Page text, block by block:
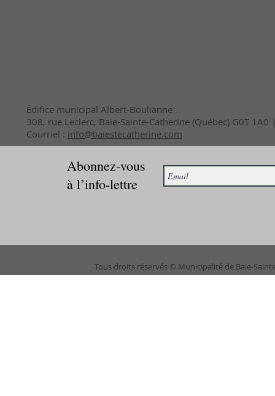
Édifice municipal Albert-Boulianne
308, rue Leclerc, Baie-Sainte-Catherine (Québec) G0T
Courriel : info@baiestecatherine.com
Abonnez-vous
à l’info-lettre
Tous droits réservés © Municipalité de Baie-